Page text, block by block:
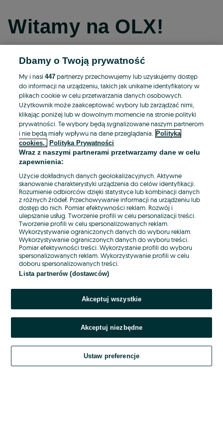
Witamy na OLX!
Kontynuuj przez Facebooka
Kontynuuj przez konto Apple
Kontynuuj przez konto Google
LUB
E-mail
Hasło
Nie pamiętasz hasła?
Zaloguj się
Kontynuując za pośrednictwem jednego z dostawców wskazanych powyżej,
Regulamin serwisu OLX.pl w jego aktualnym brzmieniu.
Dbamy o Twoją prywatność
My i nasi447 partnerzy przechowujemy lub uzyskujemy dostęp
do informacji na urządzeniu, takich jak unikalne identyfikatory w
plikach cookie w celu przetwarzania danych osobowych.
Użytkownik może zaakceptować wybory lub zarządzać nimi,
klikając poniżej lub w dowolnym momencie na stronie polityki
prywatności. Te wybory będą sygnalizowane naszym partnerom
i nie będą miały wpływu na dane przeglądania.
Polityka
cookies,
Polityka Prywatności
Wraz z naszymi partnerami przetwarzamy dane w celu
zapewnienia:
Użycie dokładnych danych geolokalizacyjnych. Aktywne
skanowanie charakterystyki urządzenia do celów identyfikacji.
Rozumienie odbiorców dzięki statystyce lub kombinacji danych
z różnych źródeł. Przechowywanie informacji na urządzeniu lub
dostęp do nich. Pomiar efektywności reklam. Rozwój i
ulepszanie usług. Tworzenie profili w celu personalizacji treści.
Tworzenie profili w celu spersonalizowanych reklam.
Wykorzystywanie ograniczonych danych do wyboru reklam.
Wykorzystywanie ograniczonych danych do wyboru treści.
Pomiar efektywności treści. Wykorzystanie profili do wyboru
spersonalizowanych reklam. Wykorzystywanie profili w celu
doboru spersonalizowanych treści.
Lista partnerów (dostawców)
Akceptuj wszystkie
Akceptuj niezbędne
Ustaw preferencje